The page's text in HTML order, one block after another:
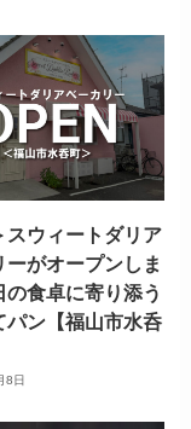
スウィートダリア
ーがオープンしま
の食卓に寄り添う
パン【福山市水呑
8日